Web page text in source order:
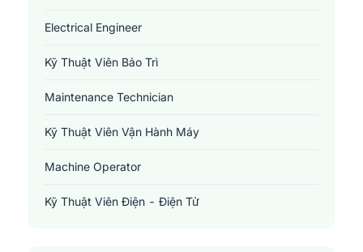
Electrical Engineer
Kỹ Thuật Viên Bảo Trì
Maintenance Technician
Kỹ Thuật Viên Vận Hành Máy
Machine Operator
Kỹ Thuật Viên Điện - Điện Tử